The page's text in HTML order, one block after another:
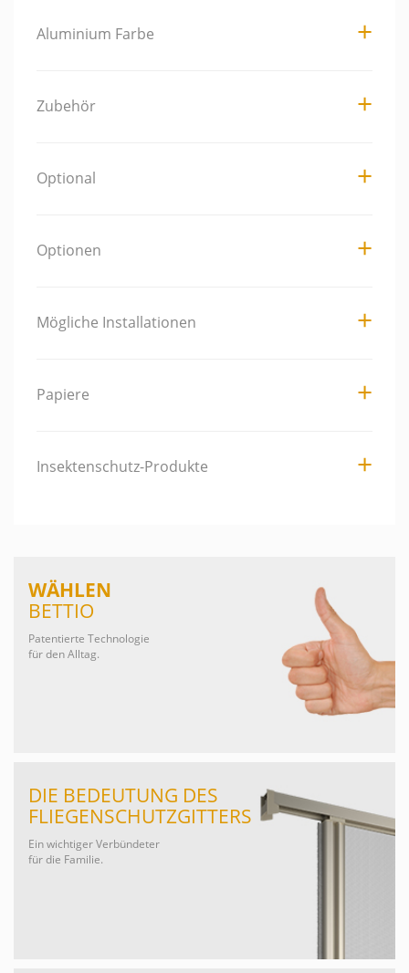
Aluminium Farbe
Zubehör
Optional
Optionen
Mögliche Installationen
Papiere
Insektenschutz-Produkte
WÄHLEN
BETTIO
Patentierte Technologie
für den Alltag.
DIE BEDEUTUNG DES
FLIEGENSCHUTZGITTERS
Ein wichtiger Verbündeter
für die Familie.